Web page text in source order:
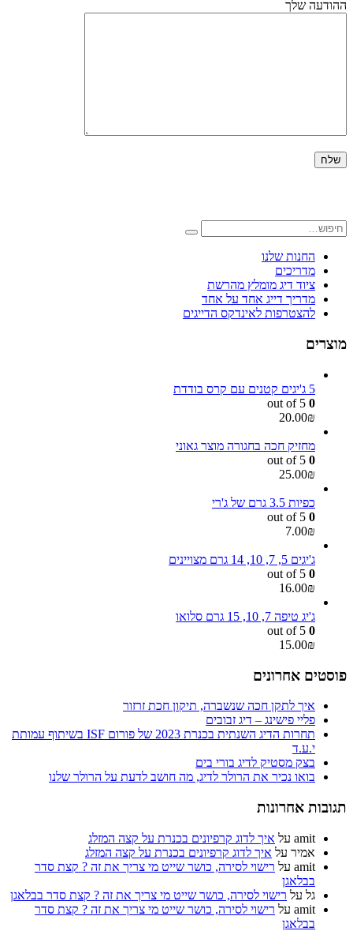
ההודעה שלך
החנות שלנו
מדריכים
ציוד דיג מומלץ מהרשת
מדריך דייג אחד על אחד
להצטרפות לאינדקס הדייגים
מוצרים
5 ג'יגים קטנים עם קרס בודדת
0
20.00₪
מחזיק חכה בחגורה מוצר גאוני
0
25.00₪
כפיות 3.5 גרם של ג'רי
0
7.00₪
ג'יגים 5, 7, 10, 14 גרם מצויינים
0
16.00₪
ג'יג טיפה 7, 10, 15 גרם סלואו
0
15.00₪
פוסטים אחרונים
איך לתקן חכה שנשברה, תיקון חכת זרזור
פליי פישינג – דיג זבובים
תחרות הדיג השנתית בכנרת 2023 של פורום ISF בשיתוף עמותת
י.ע.ד
בצק מסטיק לדיג בורי בים
בואו נכיר את הרולר לדיג, מה חושב לדעת על הרולר שלנו
תגובות אחרונות
amit על איך לדוג קרפיונים בכנרת על קצה המזלג
אמיר על איך לדוג קרפיונים בכנרת על קצה המזלג
amit על רישוי לסירה, כושר שייט מי צריך את זה ? קצת סדר
בבלאגן
גל על רישוי לסירה, כושר שייט מי צריך את זה ? קצת סדר בבלאגן
amit על רישוי לסירה, כושר שייט מי צריך את זה ? קצת סדר
בבלאגן